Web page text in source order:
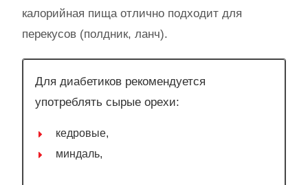
калорийная пища отлично подходит для
перекусов (полдник, ланч).
Для диабетиков рекомендуется
употреблять сырые орехи:
кедровые,
миндаль,